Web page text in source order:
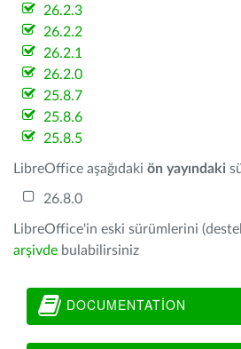
26.2.3
26.2.2
26.2.1
26.2.0
25.8.7
25.8.6
25.8.5
LibreOffice aşağıdaki ön yayındaki
26.8.0
LibreOffice'in eski sürümlerini
arşivde bulabilirsiniz
DOCUMENTATION